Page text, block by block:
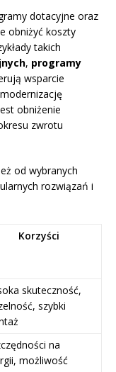
dotacyjne oraz
obniżyć koszty
takich
, programy
wsparcie
obniżenie
zwrotu
od wybranych
rozwiązań i
Korzyści
skuteczność,
szybki
na
możliwość